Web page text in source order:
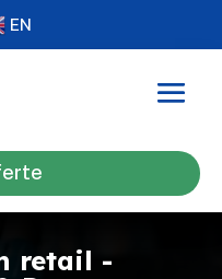
EN
retail -